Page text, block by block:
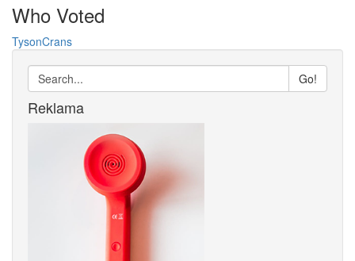
Who Voted
TysonCrans
Go!
Reklama